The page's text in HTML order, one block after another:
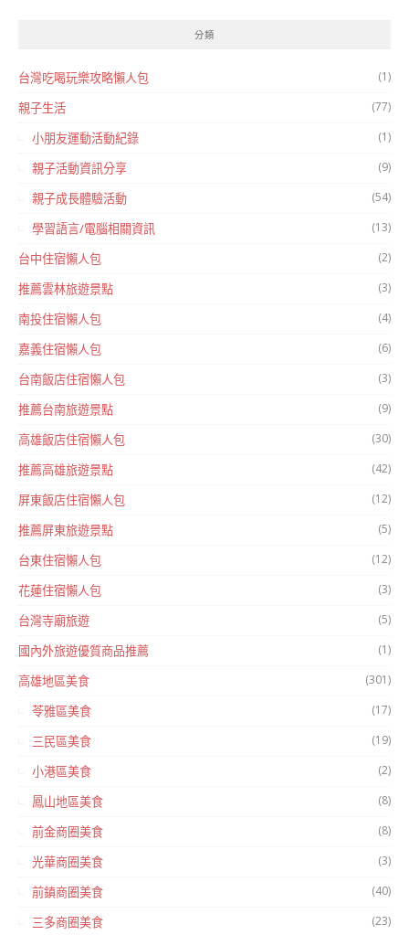
分類
台灣吃喝玩樂攻略懶人包 (1)
親子生活 (77)
小朋友運動活動紀錄 (1)
親子活動資訊分享 (9)
親子成長體驗活動 (54)
學習語言/電腦相關資訊 (13)
台中住宿懶人包 (2)
推薦雲林旅遊景點 (3)
南投住宿懶人包 (4)
嘉義住宿懶人包 (6)
台南飯店住宿懶人包 (3)
推薦台南旅遊景點 (9)
高雄飯店住宿懶人包 (30)
推薦高雄旅遊景點 (42)
屏東飯店住宿懶人包 (12)
推薦屏東旅遊景點 (5)
台東住宿懶人包 (12)
花蓮住宿懶人包 (3)
台灣寺廟旅遊 (5)
國內外旅遊優質商品推薦 (1)
高雄地區美食 (301)
苓雅區美食 (17)
三民區美食 (19)
小港區美食 (2)
鳳山地區美食 (8)
前金商圈美食 (8)
光華商圈美食 (3)
前鎮商圈美食 (40)
三多商圈美食 (23)